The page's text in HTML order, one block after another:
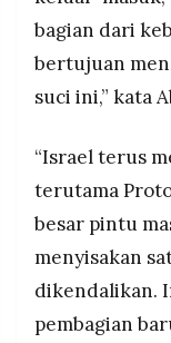
bagian dari
bertujuan
suci ini,” kata
“Israel terus
terutama
besar pintu
menyisakan
dikendalikan.
pembagian